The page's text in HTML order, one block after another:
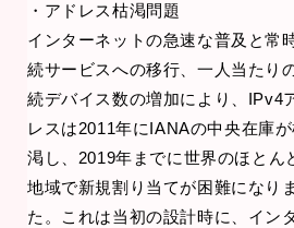
・アドレス枯渇問題
インターネットの急速な普及と常
続サービスへの移行、一人当たり
続デバイス数の増加により、IPv4
レスは2011年にIANAの中央在庫
渇し、2019年までに世界のほとん
地域で新規割り当てが困難になり
た。これは当初の設計時に、イン